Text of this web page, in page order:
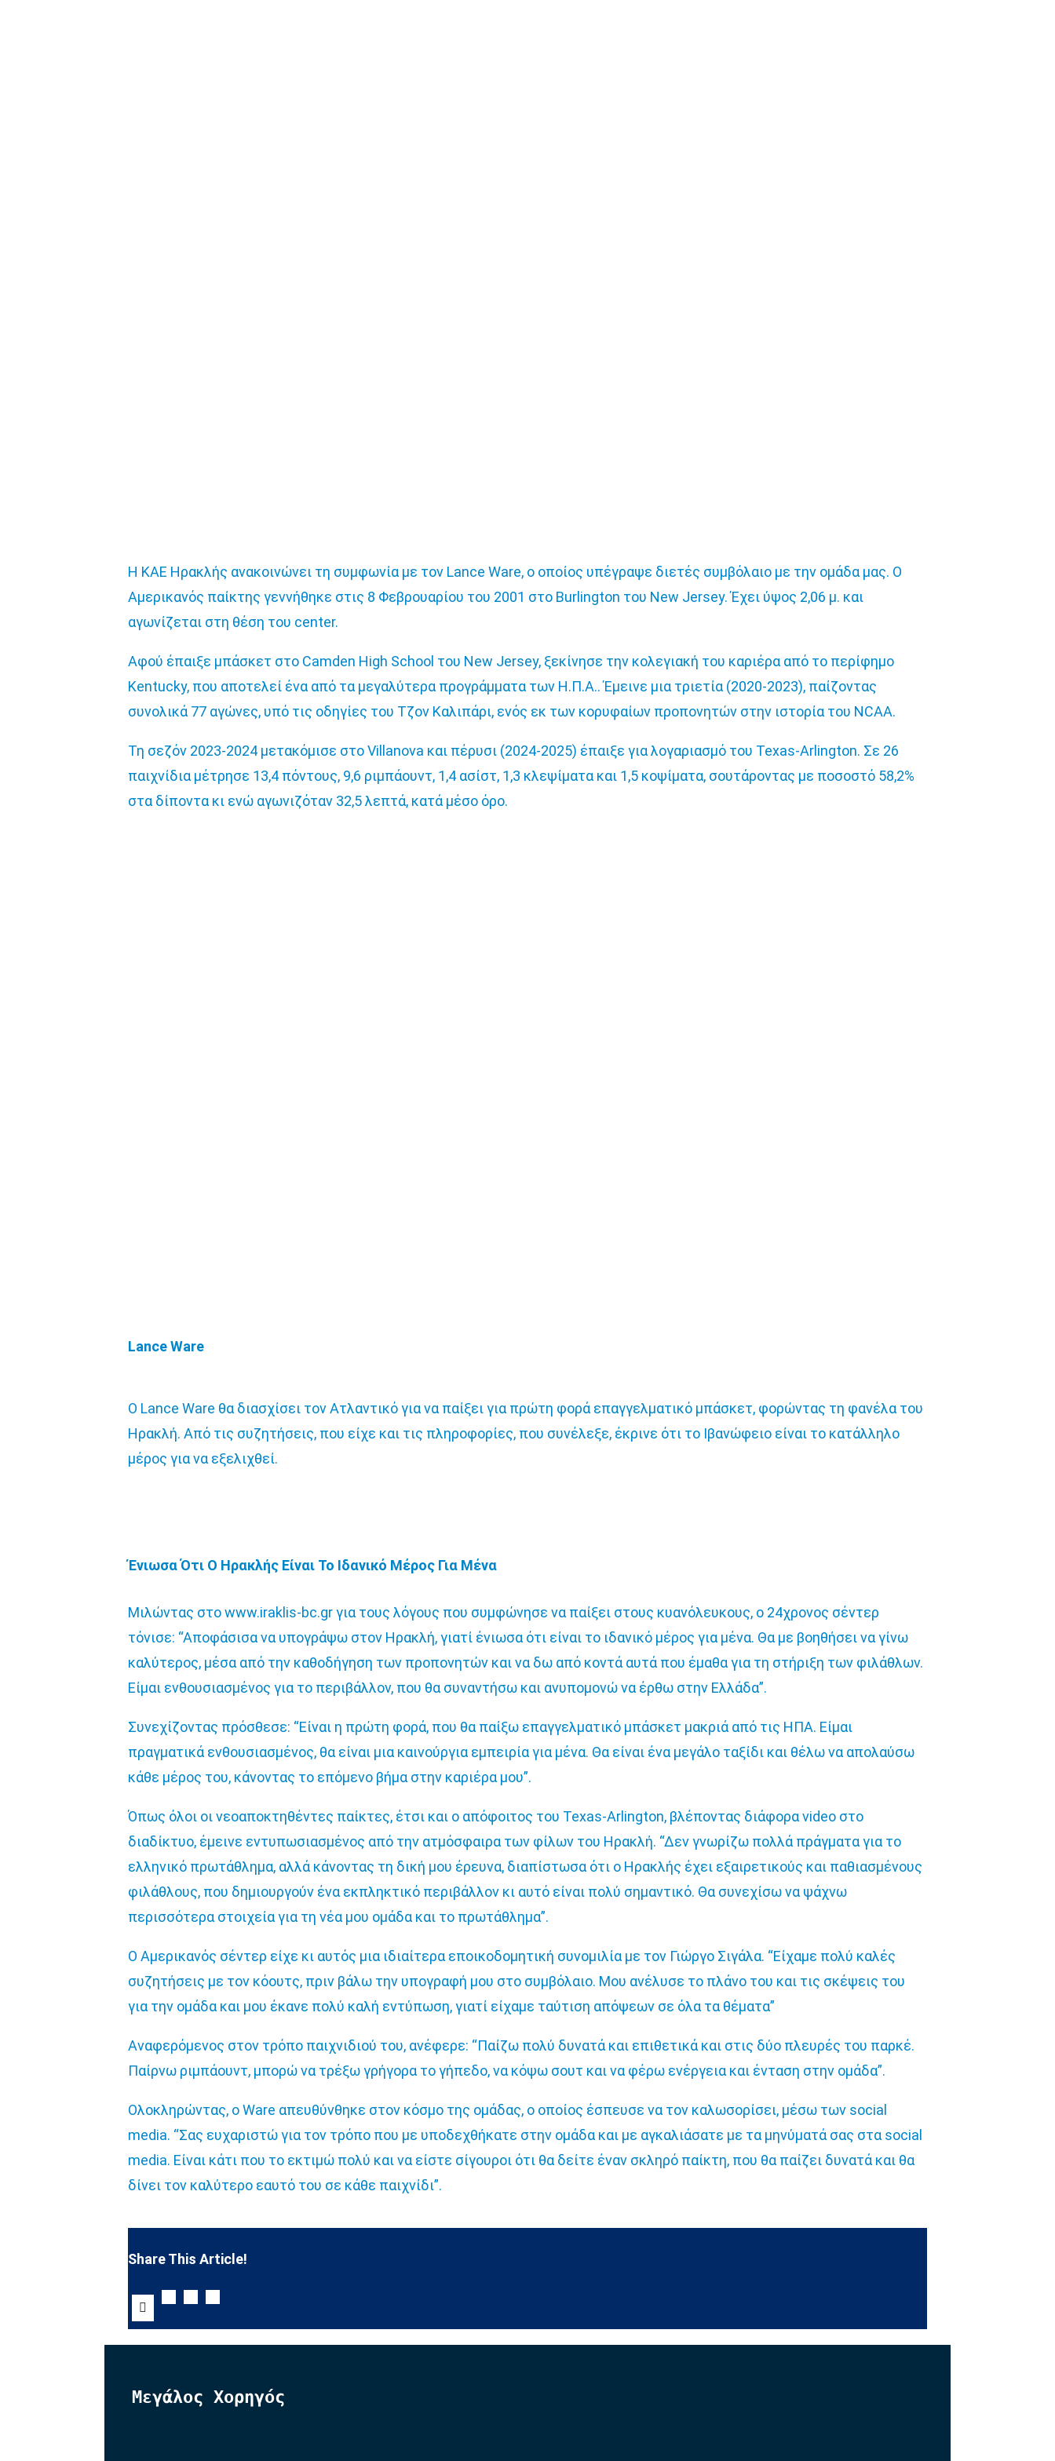
Η ΚΑΕ Ηρακλής ανακοινώνει τη συμφωνία με τον Lance Ware, ο οποίος υπέγραψε διετές συμβόλαιο με την ομάδα μας. Ο
Αμερικανός παίκτης γεννήθηκε στις 8 Φεβρουαρίου του 2001 στο Burlington του New Jersey. Έχει ύψος 2,06 μ. και
αγωνίζεται στη θέση του center.
Αφού έπαιξε μπάσκετ στο Camden High School του New Jersey, ξεκίνησε την κολεγιακή του καριέρα από το περίφημο
Kentucky, που αποτελεί ένα από τα μεγαλύτερα προγράμματα των Η.Π.Α.. Έμεινε μια τριετία (2020-2023), παίζοντας
συνολικά 77 αγώνες, υπό τις οδηγίες του Τζον Καλιπάρι, ενός εκ των κορυφαίων προπονητών στην ιστορία του NCAA.
Τη σεζόν 2023-2024 μετακόμισε στο Villanova και πέρυσι (2024-2025) έπαιξε για λογαριασμό του Texas-Arlington. Σε 26
παιχνίδια μέτρησε 13,4 πόντους, 9,6 ριμπάουντ, 1,4 ασίστ, 1,3 κλεψίματα και 1,5 κοψίματα, σουτάροντας με ποσοστό 58,2%
στα δίποντα κι ενώ αγωνιζόταν 32,5 λεπτά, κατά μέσο όρο.
Lance Ware
Ο Lance Ware θα διασχίσει τον Ατλαντικό για να παίξει για πρώτη φορά επαγγελματικό μπάσκετ, φορώντας τη φανέλα του
Ηρακλή. Από τις συζητήσεις, που είχε και τις πληροφορίες, που συνέλεξε, έκρινε ότι το Ιβανώφειο είναι το κατάλληλο
μέρος για να εξελιχθεί.
Ένιωσα Ότι Ο Ηρακλής Είναι Το Ιδανικό Μέρος Για Μένα
Μιλώντας στο www.iraklis-bc.gr για τους λόγους που συμφώνησε να παίξει στους κυανόλευκους, ο 24χρονος σέντερ
τόνισε: “Αποφάσισα να υπογράψω στον Ηρακλή, γιατί ένιωσα ότι είναι το ιδανικό μέρος για μένα. Θα με βοηθήσει να γίνω
καλύτερος, μέσα από την καθοδήγηση των προπονητών και να δω από κοντά αυτά που έμαθα για τη στήριξη των φιλάθλων.
Είμαι ενθουσιασμένος για το περιβάλλον, που θα συναντήσω και ανυπομονώ να έρθω στην Ελλάδα”.
Συνεχίζοντας πρόσθεσε: “Είναι η πρώτη φορά, που θα παίξω επαγγελματικό μπάσκετ μακριά από τις ΗΠΑ. Είμαι
πραγματικά ενθουσιασμένος, θα είναι μια καινούργια εμπειρία για μένα. Θα είναι ένα μεγάλο ταξίδι και θέλω να απολαύσω
κάθε μέρος του, κάνοντας το επόμενο βήμα στην καριέρα μου”.
Όπως όλοι οι νεοαποκτηθέντες παίκτες, έτσι και ο απόφοιτος του Texas-Arlington, βλέποντας διάφορα video στο
διαδίκτυο, έμεινε εντυπωσιασμένος από την ατμόσφαιρα των φίλων του Ηρακλή. “Δεν γνωρίζω πολλά πράγματα για το
ελληνικό πρωτάθλημα, αλλά κάνοντας τη δική μου έρευνα, διαπίστωσα ότι ο Ηρακλής έχει εξαιρετικούς και παθιασμένους
φιλάθλους, που δημιουργούν ένα εκπληκτικό περιβάλλον κι αυτό είναι πολύ σημαντικό. Θα συνεχίσω να ψάχνω
περισσότερα στοιχεία για τη νέα μου ομάδα και το πρωτάθλημα”.
Ο Αμερικανός σέντερ είχε κι αυτός μια ιδιαίτερα εποικοδομητική συνομιλία με τον Γιώργο Σιγάλα. “Είχαμε πολύ καλές
συζητήσεις με τον κόουτς, πριν βάλω την υπογραφή μου στο συμβόλαιο. Μου ανέλυσε το πλάνο του και τις σκέψεις του
για την ομάδα και μου έκανε πολύ καλή εντύπωση, γιατί είχαμε ταύτιση απόψεων σε όλα τα θέματα”
Αναφερόμενος στον τρόπο παιχνιδιού του, ανέφερε: “Παίζω πολύ δυνατά και επιθετικά και στις δύο πλευρές του παρκέ.
Παίρνω ριμπάουντ, μπορώ να τρέξω γρήγορα το γήπεδο, να κόψω σουτ και να φέρω ενέργεια και ένταση στην ομάδα”.
Ολοκληρώντας, ο Ware απευθύνθηκε στον κόσμο της ομάδας, ο οποίος έσπευσε να τον καλωσορίσει, μέσω των social
media. “Σας ευχαριστώ για τον τρόπο που με υποδεχθήκατε στην ομάδα και με αγκαλιάσατε με τα μηνύματά σας στα social
media. Είναι κάτι που το εκτιμώ πολύ και να είστε σίγουροι ότι θα δείτε έναν σκληρό παίκτη, που θα παίζει δυνατά και θα
δίνει τον καλύτερο εαυτό του σε κάθε παιχνίδι”.
Share This Article!
Μεγάλος Χορηγός